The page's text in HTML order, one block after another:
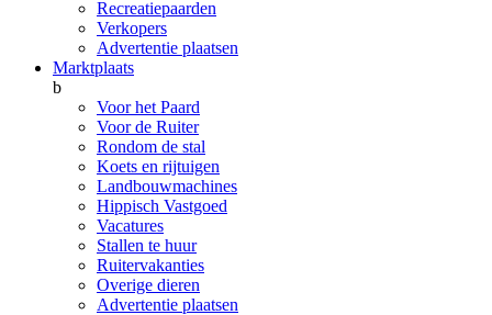
Recreatiepaarden
Verkopers
Advertentie plaatsen
Marktplaats
b
Voor het Paard
Voor de Ruiter
Rondom de stal
Koets en rijtuigen
Landbouwmachines
Hippisch Vastgoed
Vacatures
Stallen te huur
Ruitervakanties
Overige dieren
Advertentie plaatsen